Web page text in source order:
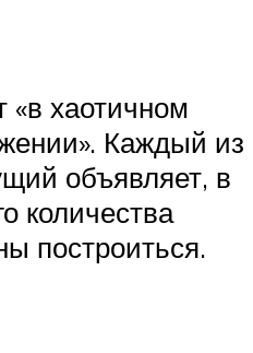
«в хаотичном
Каждый из
объявляет, в
количества
построиться.